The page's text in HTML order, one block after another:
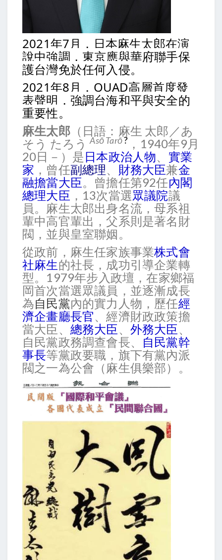
2021年7月，日本麻生太郎在演
說中強調，東京應與華府聯手保
護台灣免於任何入侵。
2021年8月， QUAD高層首度發
表聲明，強調台海和平與安全的
重要性。
麻生太郎（日語：麻生 太郎／あ
そう たろうAsōTarō? ，1940年9月
20日－）是日本政治人物
實業
家 ，曾任副總理 財務大臣兼金
融擔當大臣 。曾擔任第92任內閣
總理大臣 ，13次當選眾議院議
員。麻生太郎出身名流，母系祖
輩中高官輩出，父系則是著名財
閥，並與皇室聯姻。
從政前，麻生任家族事業株式會
社麻生的社長，成功引導企業轉
型。1979年步入政壇，在家鄉福
岡首次當選眾議員，並逐漸成長
為自民黨內的實力人物，歷任經
濟企畫廳長官 、經濟財政政策擔
當大臣、 總務大臣 外務大臣
自民黨政務調查會長、
自民黨幹
事長等黨政要職，旗下有黨內派
閥之一為公會（麻生俱樂部）。